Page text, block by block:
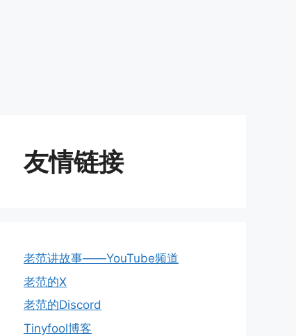
友情链接
老范讲故事——YouTube频道
老范的X
老范的Discord
Tinyfool博客